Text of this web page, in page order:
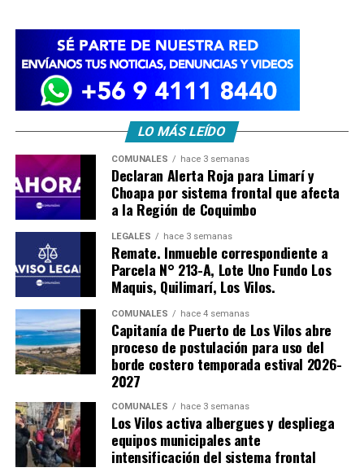
LO MÁS LEÍDO
COMUNALES hace 3 semanas
Declaran Alerta Roja para Limarí y
Choapa por sistema frontal que afecta
a la Región de Coquimbo
LEGALES hace 3 semanas
Remate. Inmueble correspondiente a
Parcela N° 213-A, Lote Uno Fundo Los
Maquis, Quilimarí, Los Vilos.
COMUNALES hace 4 semanas
Capitanía de Puerto de Los Vilos abre
proceso de postulación para uso del
borde costero temporada estival 2026-
2027
COMUNALES hace 3 semanas
Los Vilos activa albergues y despliega
equipos municipales ante
intensificación del sistema frontal